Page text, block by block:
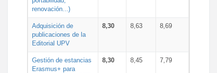
renovación...)
Adquisición de
publicaciones de la
Editorial UPV
8,30 8,63 8,69
Gestión de estancias
Erasmus+ para
8,30 8,45 7,79